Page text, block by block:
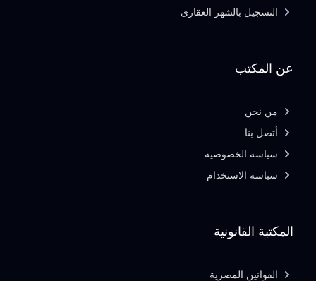
المكتبة القانونية
القوانين المصرية
عن المكتب
من نحن
أتصل بنا
سياسة الخصوصية
سياسة الاستخدام
التسجيل بالشهر العقارى